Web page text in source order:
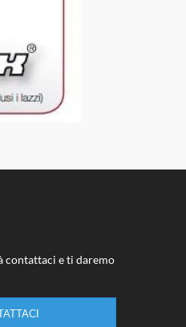
contattaci e ti daremo